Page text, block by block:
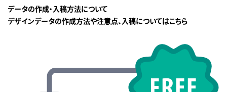
データの作成・入稿方法について
デザインデータの作成方法や注意点、入稿についてはこちら